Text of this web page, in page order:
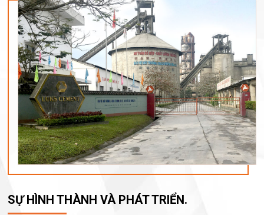
SỰ HÌNH THÀNH VÀ PHÁT TRIỂN.